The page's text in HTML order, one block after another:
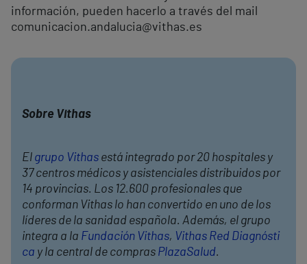
información, pueden hacerlo a través del mail
comunicacion.andalucia@vithas.es
Sobre Vithas
El grupo Vithas está integrado por 20 hospitales y
37 centros médicos y asistenciales distribuidos por
14 provincias. Los 12.600 profesionales que
conforman Vithas lo han convertido en uno de los
líderes de la sanidad española. Además, el grupo
integra a la Fundación Vithas, Vithas Red Diagnósti
ca y la central de compras PlazaSalud.